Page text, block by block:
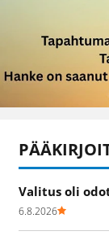
Valitus oli
6.8.2026